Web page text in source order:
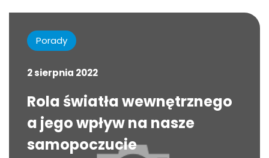
Porady
2 sierpnia 2022
Rola światła wewnętrznego
a jego wpływ na nasze
samopoczucie